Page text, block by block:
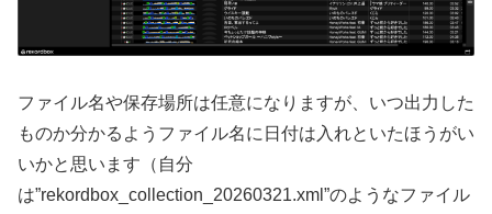
ファイル名や保存場所は任意になりますが、いつ出力した
ものか分かるようファイル名に日付は入れといたほうがい
いかと思います（自分
は”rekordbox_collection_20260321.xml”のようなファイル